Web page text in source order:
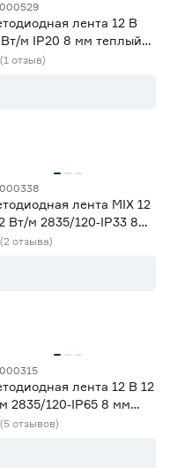
3
10
30
лента 12 В
м IP20 8 мм теплый
5 м Smartbuy
(1 отзыв)
лента MIX 12
Вт/м 2835/120‑IP33 8
дневной/
(2 отзыва)
лента 12 В 12
2835/120‑IP65 8 мм
5 м Geniled
(5 отзывов)